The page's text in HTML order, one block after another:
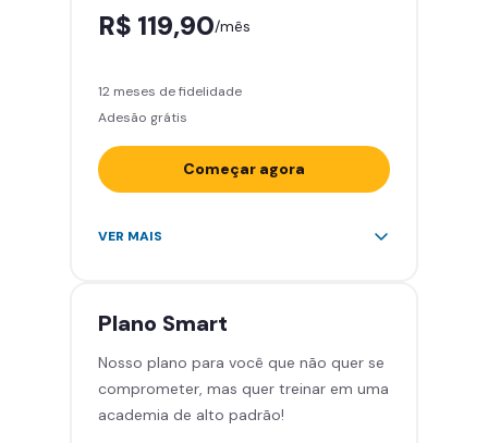
R$ 119,90/mês
12 meses de fidelidade
Adesão grátis
Começar agora
Acesso ilimitado a +2.000
Cadeira de massagem
Área de musculação e aeróbicos
Smart Fit App
VER MAIS
Plano Smart
Nosso plano para você que não quer se
comprometer, mas quer treinar em uma
academia de alto padrão!